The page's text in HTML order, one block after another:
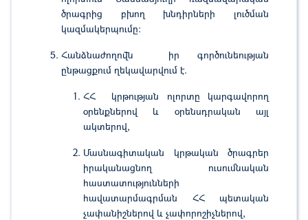
ծրագրից բխող խնդիրների լուծման
կազմակերպումը:
Հանձնաժողովն իր գործունեության
ընթացքում ղեկավարվում է.
ՀՀ կրթության ոլորտը կարգավորող
օրենքներով և օրենսդրական այլ
ակտերով,
Մասնագիտական կրթական ծրագրեր
իրականացնող ուսումնական
հաստատությունների
հավատարմագրման ՀՀ պետական
չափանիշներով և չափորոշիչներով,